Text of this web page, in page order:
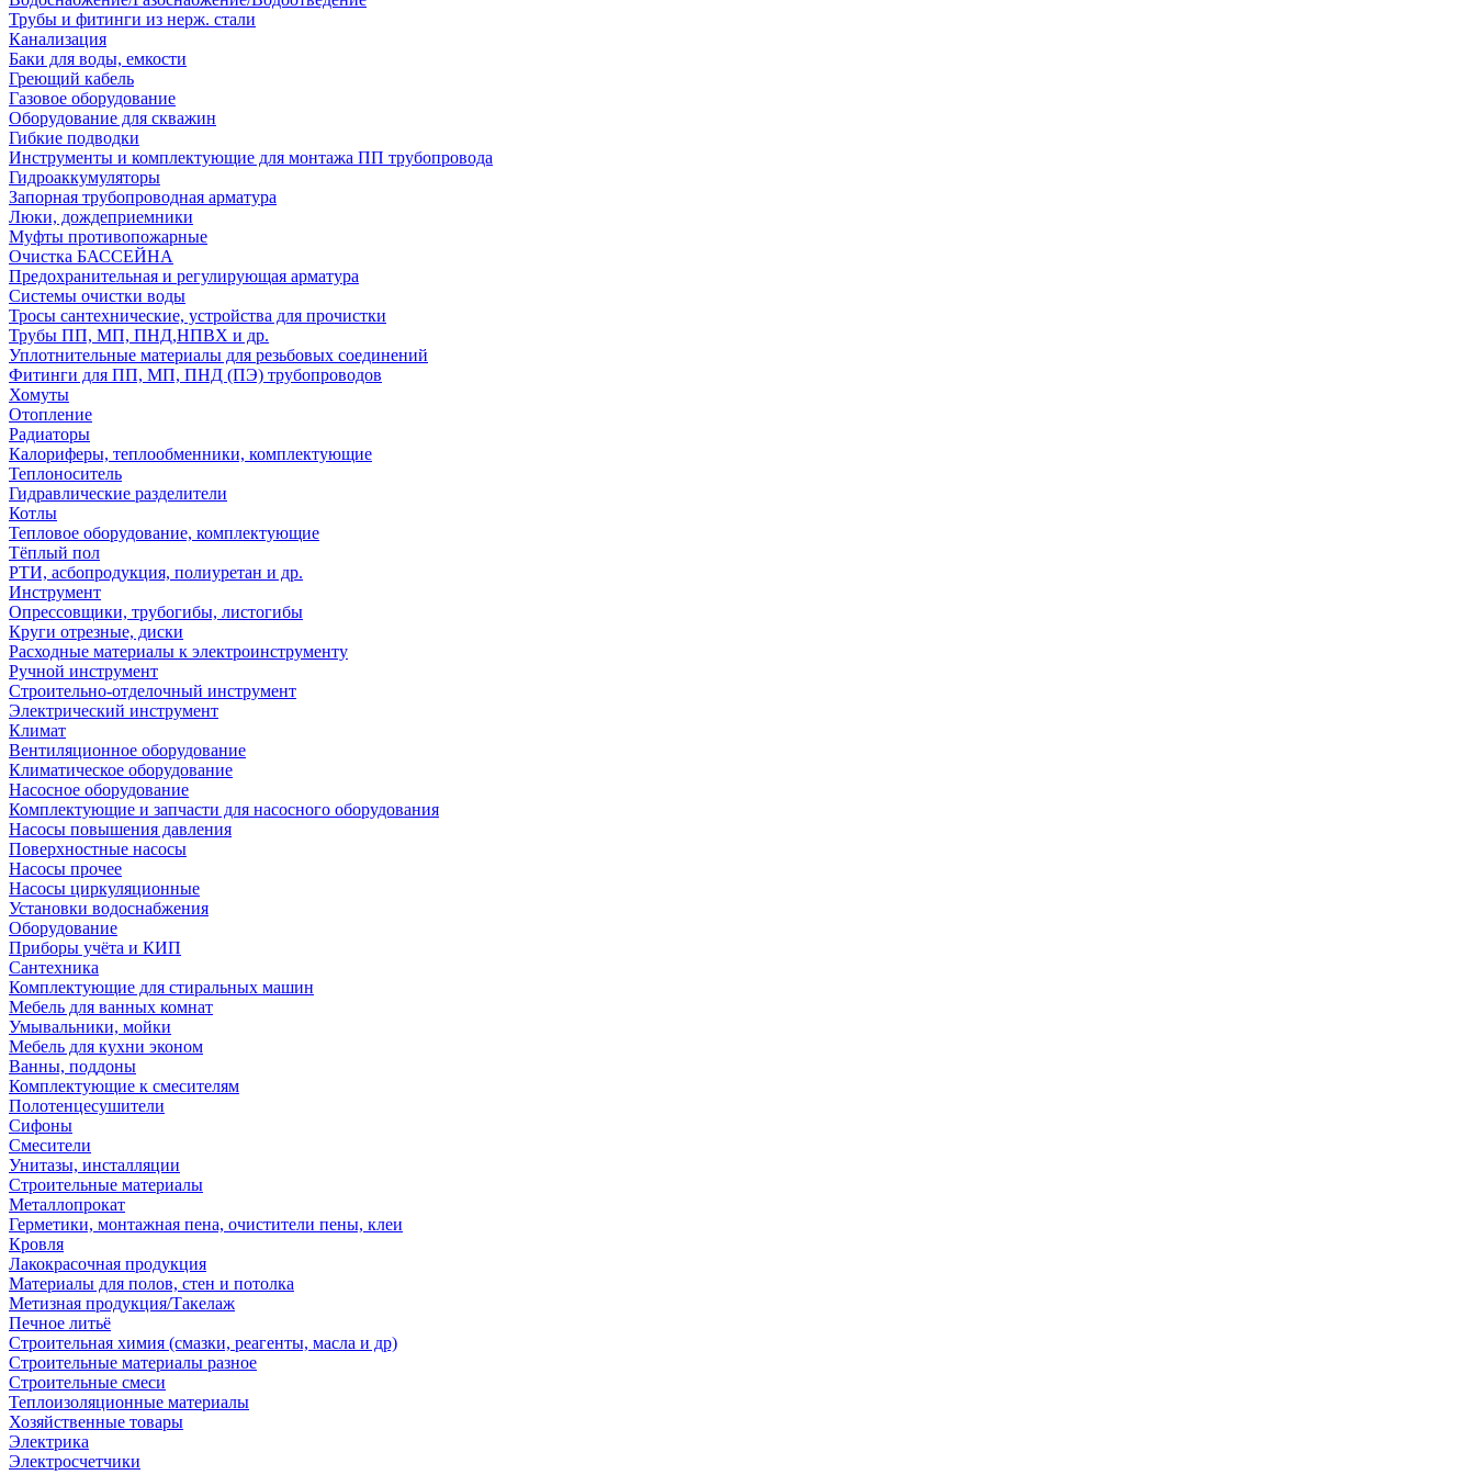
Трубы и фитинги из нерж. стали
Канализация
Баки для воды, емкости
Греющий кабель
Газовое оборудование
Оборудование для скважин
Гибкие подводки
Инструменты и комплектующие для монтажа ПП трубопровода
Гидроаккумуляторы
Запорная трубопроводная арматура
Люки, дождеприемники
Муфты противопожарные
Очистка БАССЕЙНА
Предохранительная и регулирующая арматура
Системы очистки воды
Тросы сантехнические, устройства для прочистки
Трубы ПП, МП, ПНД,НПВХ и др.
Уплотнительные материалы для резьбовых соединений
Фитинги для ПП, МП, ПНД (ПЭ) трубопроводов
Хомуты
Отопление
Радиаторы
Калориферы, теплообменники, комплектующие
Теплоноситель
Гидравлические разделители
Котлы
Тепловое оборудование, комплектующие
Тёплый пол
РТИ, асбопродукция, полиуретан и др.
Инструмент
Опрессовщики, трубогибы, листогибы
Круги отрезные, диски
Расходные материалы к электроинструменту
Ручной инструмент
Строительно-отделочный инструмент
Электрический инструмент
Климат
Вентиляционное оборудование
Климатическое оборудование
Насосное оборудование
Комплектующие и запчасти для насосного оборудования
Насосы повышения давления
Поверхностные насосы
Насосы прочее
Насосы циркуляционные
Установки водоснабжения
Оборудование
Приборы учёта и КИП
Сантехника
Комплектующие для стиральных машин
Мебель для ванных комнат
Умывальники, мойки
Мебель для кухни эконом
Ванны, поддоны
Комплектующие к смесителям
Полотенцесушители
Сифоны
Смесители
Унитазы, инсталляции
Строительные материалы
Металлопрокат
Герметики, монтажная пена, очистители пены, клеи
Кровля
Лакокрасочная продукция
Материалы для полов, стен и потолка
Метизная продукция/Такелаж
Печное литьё
Строительная химия (смазки, реагенты, масла и др)
Строительные материалы разное
Строительные смеси
Теплоизоляционные материалы
Хозяйственные товары
Электрика
Электросчетчики